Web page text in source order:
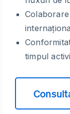
timpul